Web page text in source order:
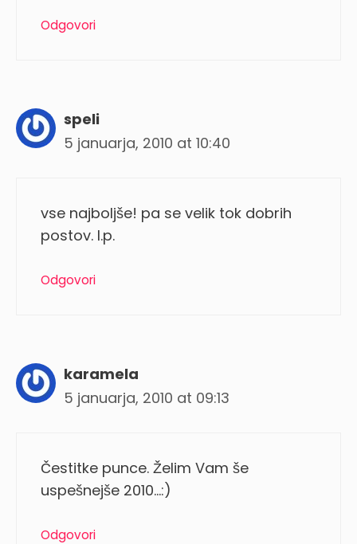
Odgovori
speli
5 januarja, 2010 at 10:40
vse najboljše! pa se velik tok dobrih
postov. l.p.
Odgovori
karamela
5 januarja, 2010 at 09:13
Čestitke punce. Želim Vam še
uspešnejše 2010…:)
Odgovori